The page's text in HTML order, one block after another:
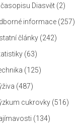
časopisu Diasvět (2)
informace (257)
články (242)
(63)
(125)
(487)
cukrovky (516)
(134)